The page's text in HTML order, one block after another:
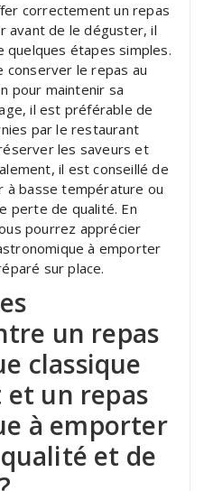
correctement un repas
avant de le déguster, il
quelques étapes simples.
conserver le repas au
pour maintenir sa
il est préférable de
par le restaurant
les saveurs et
il est conseillé de
à basse température ou
perte de qualité. En
pourrez apprécier
à emporter
sur place.
un repas
classique
un repas
à emporter
et de